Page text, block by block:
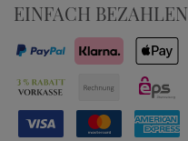
EINFACH BEZAHLEN